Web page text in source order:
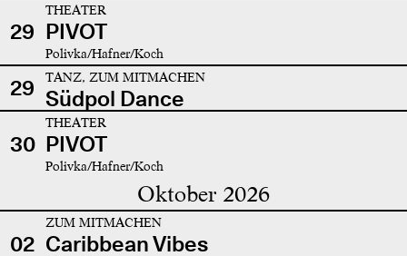
29
THEATER
PIVOT
Polivka/Hafner/Koch
29 TANZ, ZUM MITMACHEN
Südpol Dance
30
THEATER
PIVOT
Polivka/Hafner/Koch
Oktober 2026
02
ZUM MITMACHEN
Caribbean Vibes